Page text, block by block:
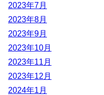
2023年7月
2023年8月
2023年9月
2023年10月
2023年11月
2023年12月
2024年1月